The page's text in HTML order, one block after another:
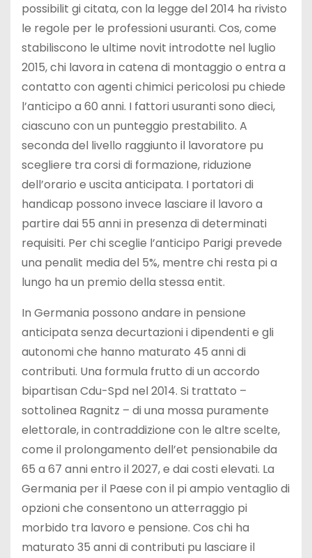
possibilit gi citata, con la legge del 2014 ha rivisto
le regole per le professioni usuranti. Cos, come
stabiliscono le ultime novit introdotte nel luglio
2015, chi lavora in catena di montaggio o entra a
contatto con agenti chimici pericolosi pu chiede
l’anticipo a 60 anni. I fattori usuranti sono dieci,
ciascuno con un punteggio prestabilito. A
seconda del livello raggiunto il lavoratore pu
scegliere tra corsi di formazione, riduzione
dell’orario e uscita anticipata. I portatori di
handicap possono invece lasciare il lavoro a
partire dai 55 anni in presenza di determinati
requisiti. Per chi sceglie l’anticipo Parigi prevede
una penalit media del 5%, mentre chi resta pi a
lungo ha un premio della stessa entit.
In Germania possono andare in pensione
anticipata senza decurtazioni i dipendenti e gli
autonomi che hanno maturato 45 anni di
contributi. Una formula frutto di un accordo
bipartisan Cdu-Spd nel 2014. Si trattato –
sottolinea Ragnitz – di una mossa puramente
elettorale, in contraddizione con le altre scelte,
come il prolongamento dell’et pensionabile da
65 a 67 anni entro il 2027, e dai costi elevati. La
Germania per il Paese con il pi ampio ventaglio di
opzioni che consentono un atterraggio pi
morbido tra lavoro e pensione. Cos chi ha
maturato 35 anni di contributi pu lasciare il